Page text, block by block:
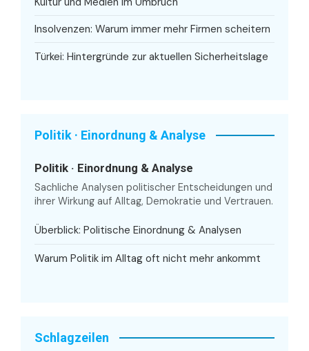
Insolvenzen: Warum immer mehr Firmen scheitern
Türkei: Hintergründe zur aktuellen Sicherheitslage
Politik · Einordnung & Analyse
Politik · Einordnung & Analyse
Sachliche Analysen politischer Entscheidungen und
ihrer Wirkung auf Alltag, Demokratie und Vertrauen.
Überblick: Politische Einordnung & Analysen
Warum Politik im Alltag oft nicht mehr ankommt
Schlagzeilen